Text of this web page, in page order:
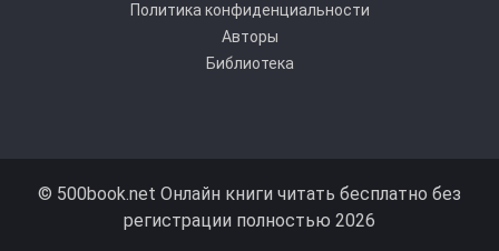
Политика конфиденциальности
Авторы
Библиотека
© 500book.net Онлайн книги читать бесплатно без
регистрации полностью 2026